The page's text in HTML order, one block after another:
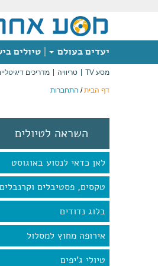
יעדים בעולם טיולים
מסע TV טריוויה מדריכים
דף הבית/ התחברות
השראה לטיולים
לאן כדאי לנסוע באוגוסט
טקסים, פסטיבלים וקרנבלים
בלוג נדודים
אירופה מחוץ למסלול
טיולי ג'יפים